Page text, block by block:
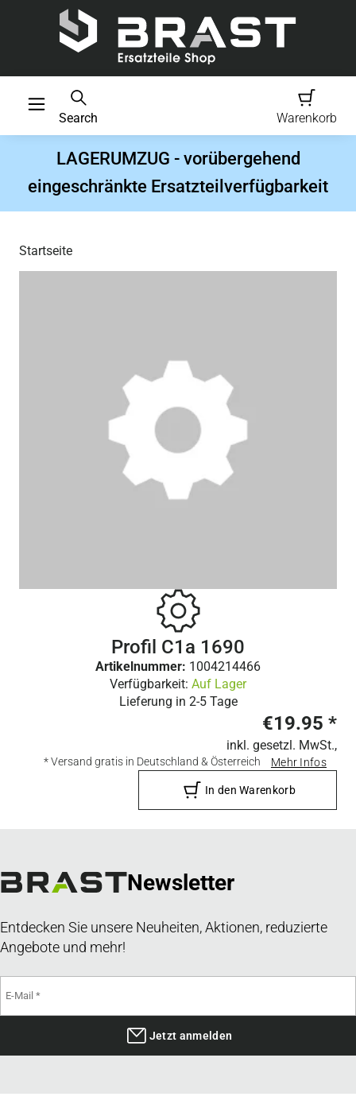
Search Warenkorb
LAGERUMZUG - vorübergehend
eingeschränkte Ersatzteilverfügbarkeit
Startseite
Profil C1a 1690
Artikelnummer: 1004214466
Verfügbarkeit: Auf Lager
Lieferung in 2-5 Tage
€19.95 *
inkl. gesetzl. MwSt.,
* Versand gratis in Deutschland & Österreich Mehr Infos
In den Warenkorb
Newsletter
Entdecken Sie unsere Neuheiten, Aktionen, reduzierte
Angebote und mehr!
Jetzt anmelden